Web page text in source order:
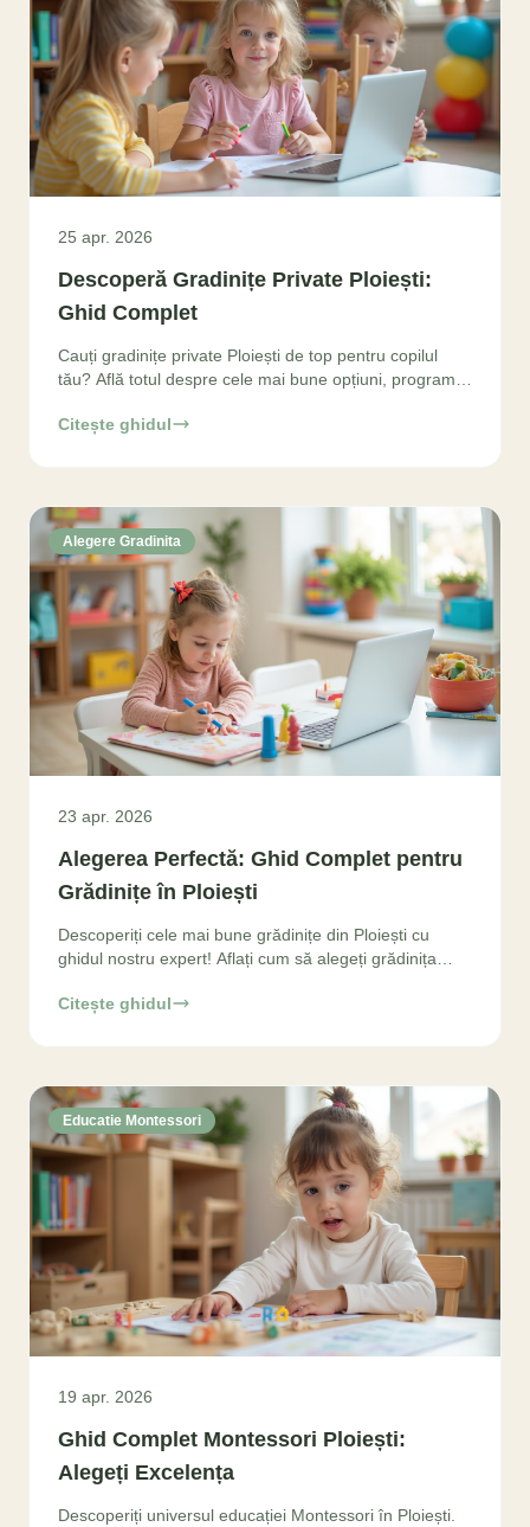
25 apr. 2026
Descoperă Gradinițe Private Ploiești:
Ghid Complet
Cauți gradinițe private Ploiești de top pentru copilul
tău? Află totul despre cele mai bune opțiuni, programe
Citește ghidul
Alegere Gradinita
23 apr. 2026
Alegerea Perfectă: Ghid Complet pentru
Grădinițe în Ploiești
Descoperiți cele mai bune grădinițe din Ploiești cu
ghidul nostru expert! Aflați cum să alegeți grădinița
Citește ghidul
Educatie Montessori
19 apr. 2026
Ghid Complet Montessori Ploiești:
Alegeți Excelența
Descoperiți universul educației Montessori în Ploiești.